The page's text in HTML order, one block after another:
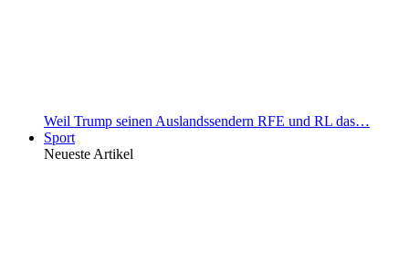
Weil Trump seinen Auslandssendern RFE und RL das…
Sport
Neueste Artikel